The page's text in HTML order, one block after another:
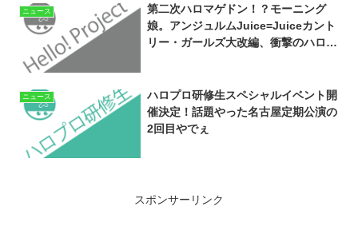
ニュース
第二次ハロマゲドン！？モーニング
娘。アンジュルムJuice=Juiceカント
リー・ガールズ大改編、衝撃のハロプ
ニュース
ハロプロ研修生スペシャルイベント開
催決定！話題やった名古屋定期公演の
2回目やでぇ
スポンサーリンク